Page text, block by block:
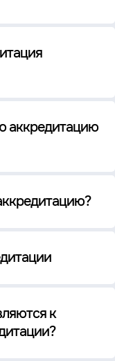
аккредитацию
к